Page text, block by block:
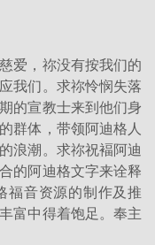
爱，祢没有按我们的
我们。求祢怜悯失落
的宣教士来到他们身
群体，带领阿迪格人
浪潮。求祢祝褔阿迪
的阿迪格文字来诠释
福音资源的制作及推
富中得着饱足。奉主